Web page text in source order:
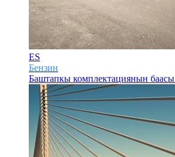
ES
Бензин
Баштапкы комплектациянын баасы